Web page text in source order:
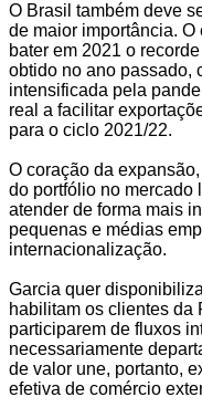
O Brasil também deve
de maior importância.
bater em 2021 o
obtido no ano passado,
intensificada pela
real a facilitar
para o ciclo 2021/22.
O coração da
do portfólio no mercado
atender de forma mais
pequenas e médias
internacionalização.
Garcia quer
habilitam os clientes da
participarem de fluxos
necessariamente
de valor une, portanto,
efetiva de comércio